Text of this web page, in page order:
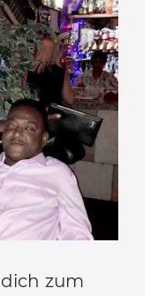
zum